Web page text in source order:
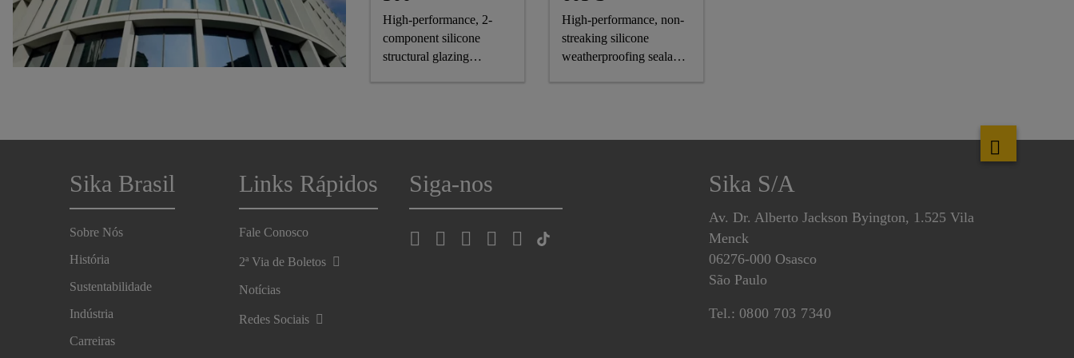
High-performance, 2-
component silicone
structural glazing
High-performance, non-
streaking silicone
weatherproofing sealant,
Sika Brasil
Sobre Nós
História
Sustentabilidade
Indústria
Carreiras
Links Rápidos
Fale Conosco
2ª Via de Boletos
Notícias
Redes Sociais
Siga-nos Sika S/A
Av. Dr. Alberto Jackson Byington, 1.525 Vila
Menck
06276-000 Osasco
São Paulo
Tel.: 0800 703 7340